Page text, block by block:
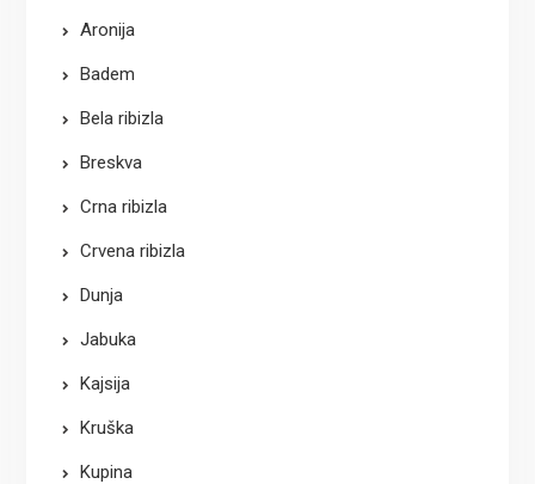
Aronija
Badem
Bela ribizla
Breskva
Crna ribizla
Crvena ribizla
Dunja
Jabuka
Kajsija
Kruška
Kupina